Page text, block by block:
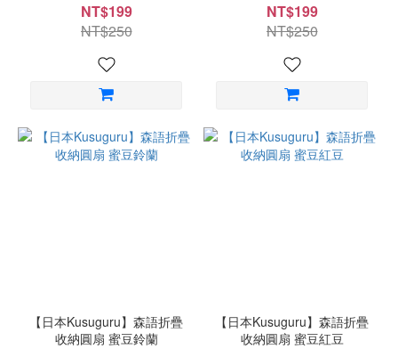
NT$199
NT$250
NT$199
NT$250
【日本Kusuguru】森語折疊
收納圓扇 蜜豆鈴蘭
【日本Kusuguru】森語折疊
收納圓扇 蜜豆紅豆